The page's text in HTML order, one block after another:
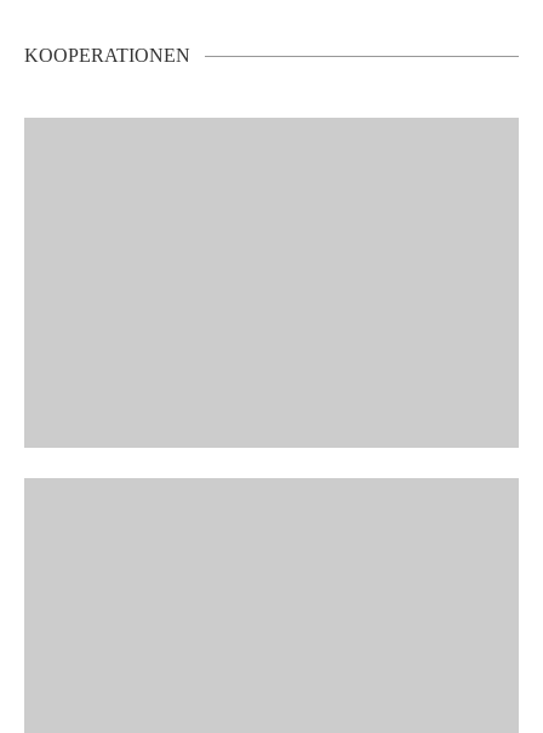
KOOPERATIONEN